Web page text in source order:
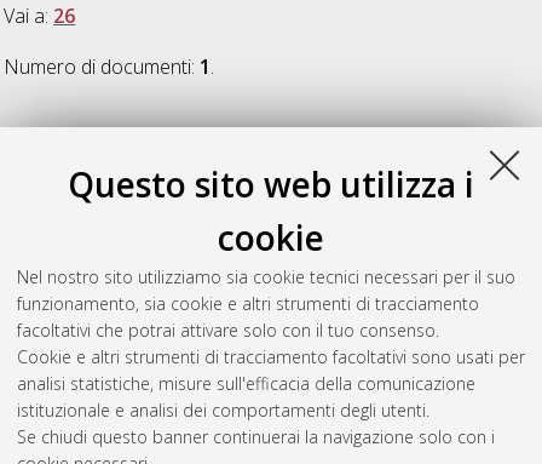
Questo sito web utilizza i
cookie
Nel nostro sito utilizziamo sia cookie tecnici necessari per il suo
funzionamento, sia cookie e altri strumenti di tracciamento
facoltativi che potrai attivare solo con il tuo consenso.
Cookie e altri strumenti di tracciamento facoltativi sono usati per
analisi statistiche, misure sull'efficacia della comunicazione
istituzionale e analisi dei comportamenti degli utenti.
Se chiudi questo banner continuerai la navigazione solo con i
Vai a: 26
Numero di documenti: 1.
26
Agosto, Arianna (2014) Econometrics of default risk
[Dissertation thesis], Alma Mater Studiorum Università di
Bologna. Dottorato di ricerca inMetodologia statistica per la
ricerca scientifica, 26 Ciclo. DOI
10.6092/unibo/amsdottorato/6188.
Questa lista e' stata generata il Thu Aug 6 20:48:03 2026